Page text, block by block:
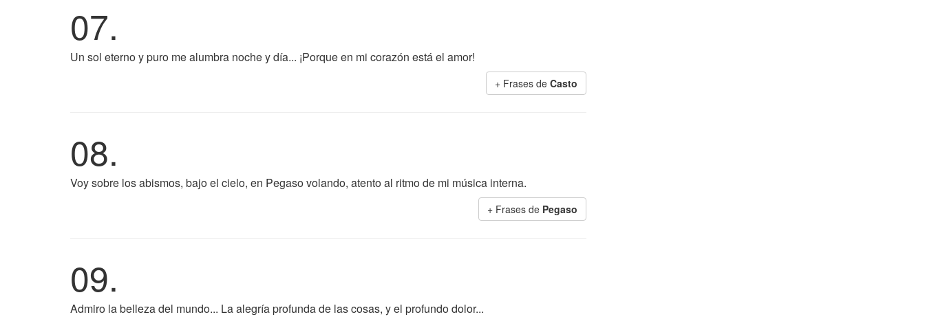
07.
Un sol eterno y puro me alumbra noche y día... ¡Porque en mi corazón está el amor!
+ Frases de Casto
08.
Voy sobre los abismos, bajo el cielo, en Pegaso volando, atento al ritmo de mi música interna.
+ Frases de Pegaso
09.
Admiro la belleza del mundo... La alegría profunda de las cosas, y el profundo dolor...